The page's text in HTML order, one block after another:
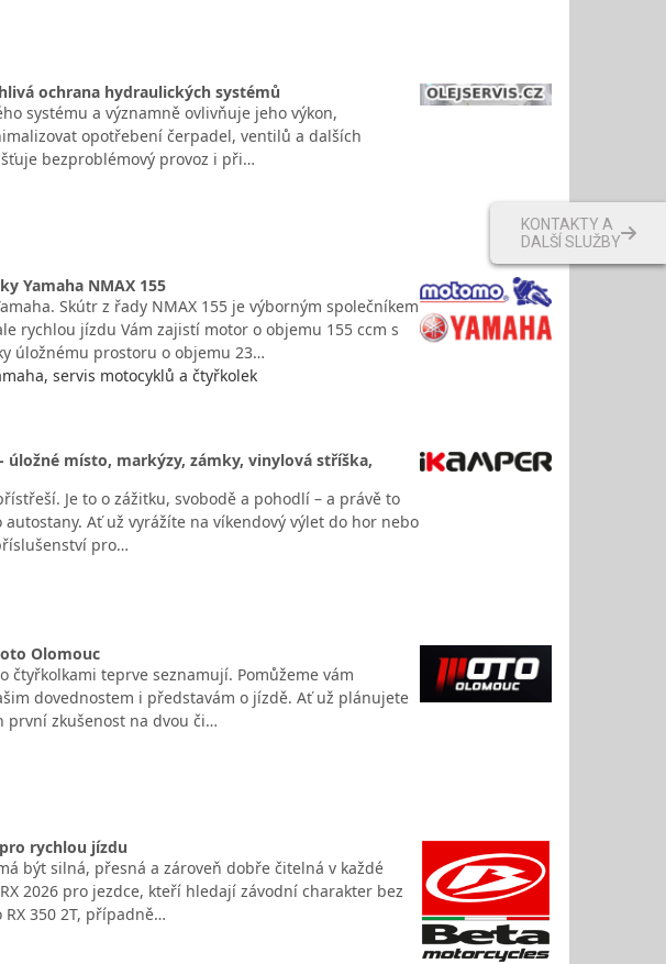
ochrana hydraulických systémů
systému a významně ovlivňuje jeho výkon,
opotřebení čerpadel, ventilů a dalších
bezproblémový provoz i při…
Yamaha NMAX 155
Skútr z řady NMAX 155 je výborným společníkem
rychlou jízdu Vám zajistí motor o objemu 155 ccm s
úložnému prostoru o objemu 23…
servis motocyklů a čtyřkolek
místo, markýzy, zámky, vinylová stříška,
Je to o zážitku, svobodě a pohodlí – a právě to
Ať už vyrážíte na víkendový výlet do hor nebo
pro…
Olomouc
čtyřkolkami teprve seznamují. Pomůžeme vám
dovednostem i představám o jízdě. Ať už plánujete
první zkušenost na dvou či…
rychlou jízdu
být silná, přesná a zároveň dobře čitelná v každé
2026 pro jezdce, kteří hledají závodní charakter bez
350 2T, případně…
KONTAKTY A
DALŠÍ SLUŽBY